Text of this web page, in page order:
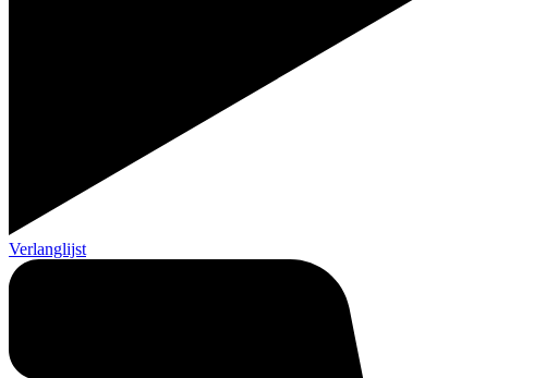
Verlanglijst